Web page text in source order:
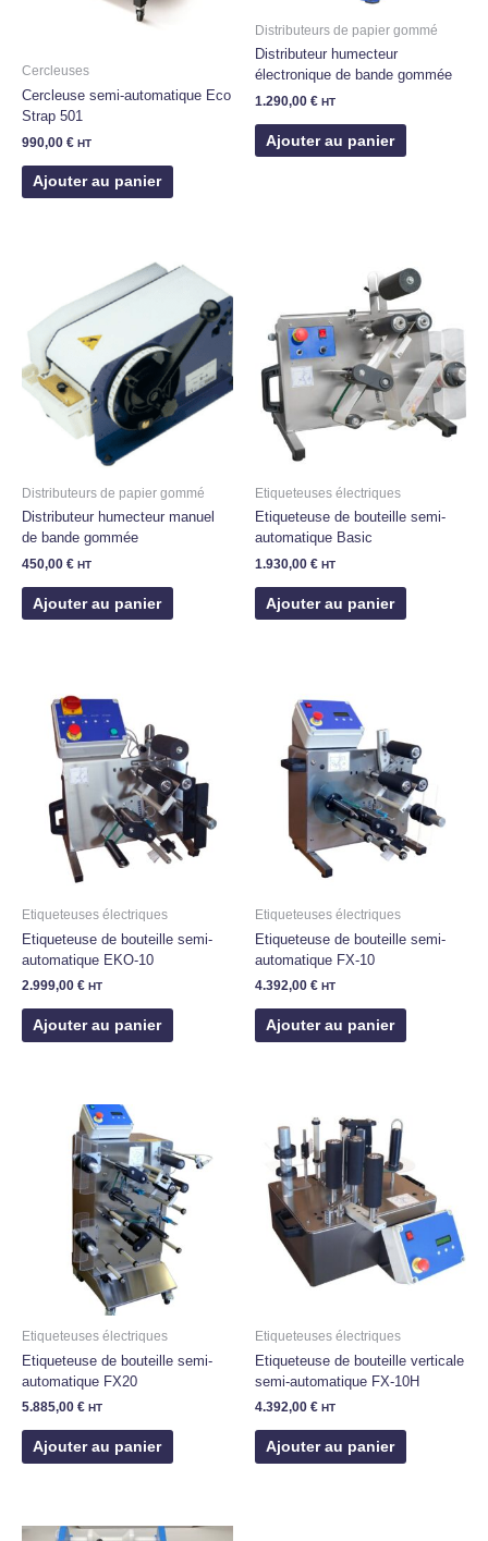
Cercleuses
Cercleuse semi-automatique Eco
Strap 501
990,00 € HT
Ajouter au panier
Distributeurs de papier gommé
Distributeur humecteur
électronique de bande gommée
1.290,00 € HT
Ajouter au panier
Distributeurs de papier gommé
Distributeur humecteur manuel
de bande gommée
450,00 € HT
Ajouter au panier
Etiqueteuses électriques
Etiqueteuse de bouteille semi-
automatique Basic
1.930,00 € HT
Ajouter au panier
Etiqueteuses électriques
Etiqueteuse de bouteille semi-
automatique EKO-10
2.999,00 € HT
Ajouter au panier
Etiqueteuses électriques
Etiqueteuse de bouteille semi-
automatique FX-10
4.392,00 € HT
Ajouter au panier
Etiqueteuses électriques
Etiqueteuse de bouteille semi-
automatique FX20
5.885,00 € HT
Ajouter au panier
Etiqueteuses électriques
Etiqueteuse de bouteille verticale
semi-automatique FX-10H
4.392,00 € HT
Ajouter au panier